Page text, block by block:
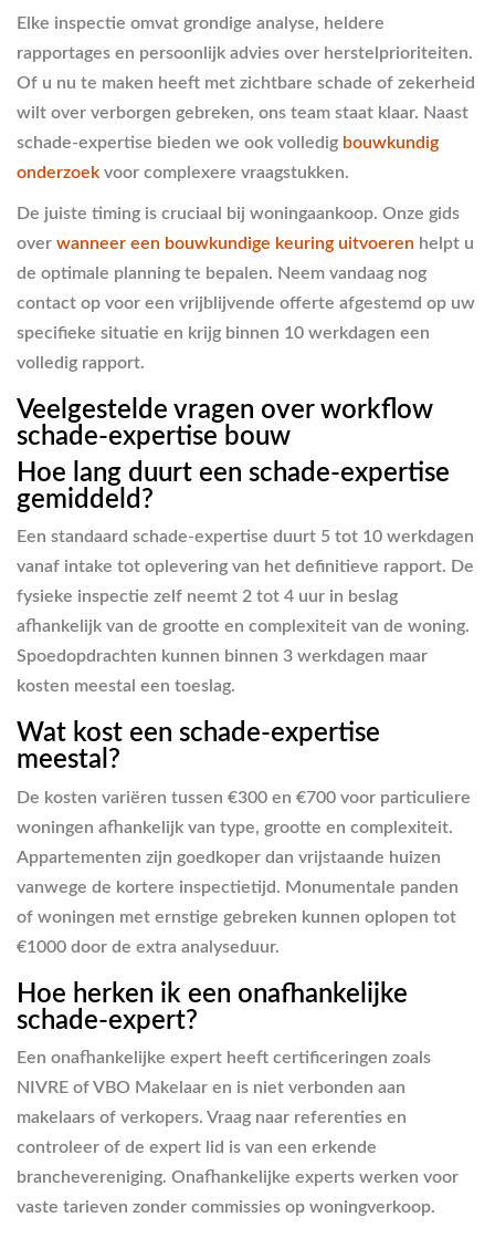
Elke inspectie omvat grondige analyse, heldere
rapportages en persoonlijk advies over herstelprioriteiten.
Of u nu te maken heeft met zichtbare schade of zekerheid
wilt over verborgen gebreken, ons team staat klaar. Naast
schade-expertise bieden we ook volledig bouwkundig
onderzoek voor complexere vraagstukken.
De juiste timing is cruciaal bij woningaankoop. Onze gids
over wanneer een bouwkundige keuring uitvoeren helpt u
de optimale planning te bepalen. Neem vandaag nog
contact op voor een vrijblijvende offerte afgestemd op uw
specifieke situatie en krijg binnen 10 werkdagen een
volledig rapport.
Veelgestelde vragen over workflow
schade-expertise bouw
Hoe lang duurt een schade-expertise
gemiddeld?
Een standaard schade-expertise duurt 5 tot 10 werkdagen
vanaf intake tot oplevering van het definitieve rapport. De
fysieke inspectie zelf neemt 2 tot 4 uur in beslag
afhankelijk van de grootte en complexiteit van de woning.
Spoedopdrachten kunnen binnen 3 werkdagen maar
kosten meestal een toeslag.
Wat kost een schade-expertise
meestal?
De kosten variëren tussen €300 en €700 voor particuliere
woningen afhankelijk van type, grootte en complexiteit.
Appartementen zijn goedkoper dan vrijstaande huizen
vanwege de kortere inspectietijd. Monumentale panden
of woningen met ernstige gebreken kunnen oplopen tot
€1000 door de extra analyseduur.
Hoe herken ik een onafhankelijke
schade-expert?
Een onafhankelijke expert heeft certificeringen zoals
NIVRE of VBO Makelaar en is niet verbonden aan
makelaars of verkopers. Vraag naar referenties en
controleer of de expert lid is van een erkende
branchevereniging. Onafhankelijke experts werken voor
vaste tarieven zonder commissies op woningverkoop.